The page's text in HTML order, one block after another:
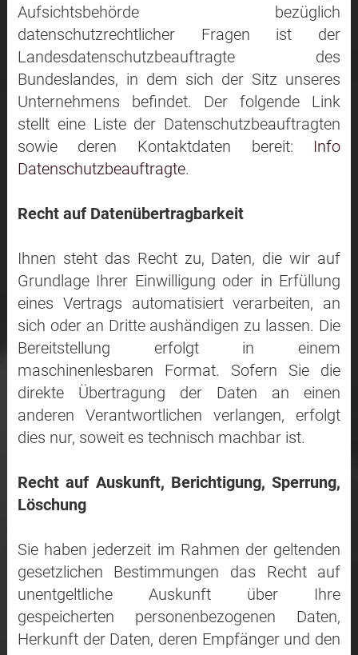
Aufsichtsbehörde bezüglich
datenschutzrechtlicher Fragen ist der
Landesdatenschutzbeauftragte des
Bundeslandes, in dem sich der Sitz unseres
Unternehmens befindet. Der folgende Link
stellt eine Liste der Datenschutzbeauftragten
sowie deren Kontaktdaten bereit: Info
Datenschutzbeauftragte.
Recht auf Datenübertragbarkeit
Ihnen steht das Recht zu, Daten, die wir auf
Grundlage Ihrer Einwilligung oder in Erfüllung
eines Vertrags automatisiert verarbeiten, an
sich oder an Dritte aushändigen zu lassen. Die
Bereitstellung erfolgt in einem
maschinenlesbaren Format. Sofern Sie die
direkte Übertragung der Daten an einen
anderen Verantwortlichen verlangen, erfolgt
dies nur, soweit es technisch machbar ist.
Recht auf Auskunft, Berichtigung, Sperrung,
Löschung
Sie haben jederzeit im Rahmen der geltenden
gesetzlichen Bestimmungen das Recht auf
unentgeltliche Auskunft über Ihre
gespeicherten personenbezogenen Daten,
Herkunft der Daten, deren Empfänger und den